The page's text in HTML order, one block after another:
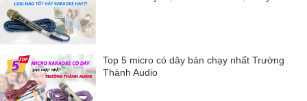
Top 5 micro có dây bán chạy nhất Trường
Thành Audio